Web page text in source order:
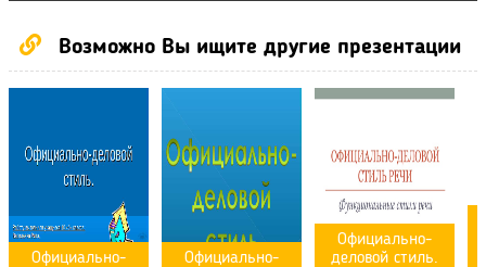
Возможно Вы ищите другие презентации
Официально-
Официально-
Официально-
деловой стиль.